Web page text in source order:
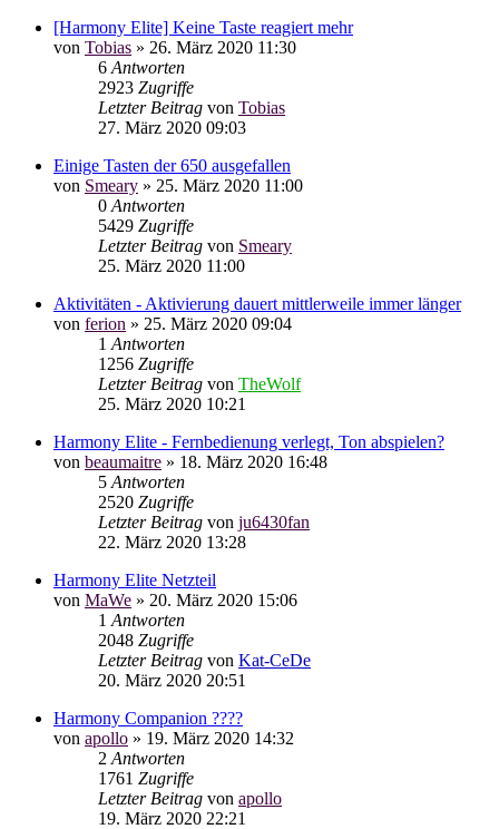
[Harmony Elite] Keine Taste reagiert mehr
von Tobias » 26. März 2020 11:30
6 Antworten
2923 Zugriffe
Letzter Beitrag von Tobias
27. März 2020 09:03
Einige Tasten der 650 ausgefallen
von Smeary » 25. März 2020 11:00
0 Antworten
5429 Zugriffe
Letzter Beitrag von Smeary
25. März 2020 11:00
Aktivitäten - Aktivierung dauert mittlerweile immer länger
von ferion » 25. März 2020 09:04
1 Antworten
1256 Zugriffe
Letzter Beitrag von TheWolf
25. März 2020 10:21
Harmony Elite - Fernbedienung verlegt, Ton abspielen?
von beaumaitre » 18. März 2020 16:48
5 Antworten
2520 Zugriffe
Letzter Beitrag von ju6430fan
22. März 2020 13:28
Harmony Elite Netzteil
von MaWe » 20. März 2020 15:06
1 Antworten
2048 Zugriffe
Letzter Beitrag von Kat-CeDe
20. März 2020 20:51
Harmony Companion ????
von apollo » 19. März 2020 14:32
2 Antworten
1761 Zugriffe
Letzter Beitrag von apollo
19. März 2020 22:21